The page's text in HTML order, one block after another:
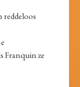
reddeloos
Franquin ze